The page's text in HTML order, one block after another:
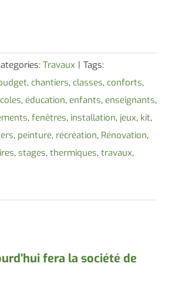
Travaux | Tags:
, chantiers, classes, conforts,
, éducation, enfants, enseignants,
, fenêtres, installation, jeux, kit,
, peinture, récréation, Rénovation,
, stages, thermiques, travaux,
fera la société de